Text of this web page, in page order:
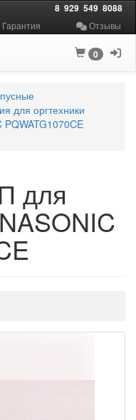
8 929 549 8088
Гарантия Отзывы
0
для оргтехники
для